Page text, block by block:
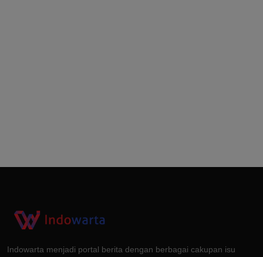
Indowarta menjadi portal berita dengan berbagai cakupan isu